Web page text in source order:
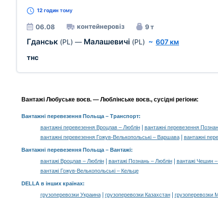
12 годин тому
06.08 контейнеровіз 9 т
Гданськ (PL) — Малашевичі (PL) ~ 607 км
тнс
Вантажі Любуське воєв. — Люблінське воєв., сусідні регіони:
Вантажні перевезення Польща– Транспорт:
вантажні перевезення Вроцлав – Люблін|
вантажні перевезення
вантажні перевезення Гожув-Велькопольські – Варшава| вантажні
Вантажні перевезення Польща – Вантажі:
вантажі Вроцлав – Люблін| вантажі Познань – Люблін|
вантажі Чешин
вантажі Гожув-Велькопольські – Кельце
DELLA в інших країнах:
грузоперевозки Украина| грузоперевозки Казахстан|
грузоперевозки